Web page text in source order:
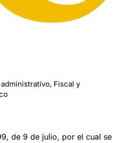
, Fiscal y
de 9 de julio, por el cual se